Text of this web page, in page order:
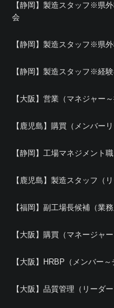
【静岡】製造スタッフ※県
会
【静岡】製造スタッフ※県
【静岡】製造スタッフ※経験
【大阪】営業（マネジャー
【鹿児島】購買（メンバー
【静岡】工場マネジメント
【鹿児島】製造スタッフ（
【福岡】副工場長候補（業務
【大阪】購買（マネージャー
【大阪】HRBP（メンバー～
【大阪】品質管理（リーダ